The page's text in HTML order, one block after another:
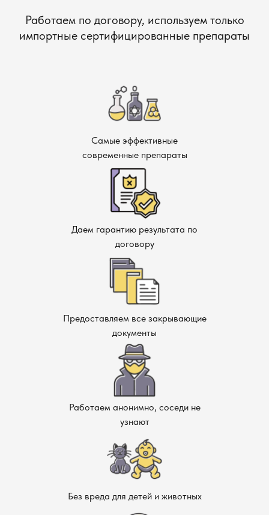
Работаем по договору, используем только
импортные сертифицированные препараты
Самые эффективные
современные препараты
Даем гарантию результата по
договору
Предоставляем все закрывающие
документы
Работаем анонимно, соседи не
узнают
Без вреда для детей и животных